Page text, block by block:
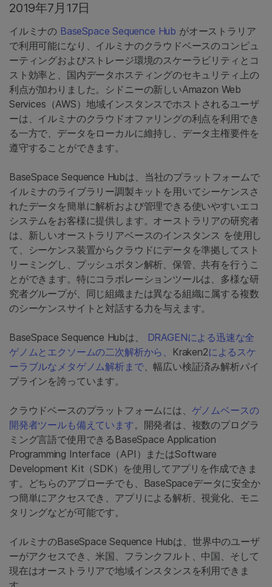
2019年7月17日
イルミナの BaseSpace Sequence Hub がオーストラリア
で利用可能になり、イルミナのクラウドベースのコンピュ
ーティングおよびストレージ環境のスケーラビリティとコ
スト効率と、国内データホスティングのセキュリティ上の
利点が加わりました。シドニーの新しいAmazon Web
Services（AWS）地域インスタンスでホストされるユーザ
ーは、イルミナのクラウドオファリングの利点を利用でき
る一方で、データをローカルに維持し、データ主権要件を
遵守することができます。
BaseSpace Sequence Hubは、当社のプラットフォームで
イルミナのライブラリー調製キットを用いてシーケンスさ
れたデータを簡単に解析および管理できる使いやすいエコ
システムをお客様に提供します。オーストラリアの研究者
は、新しいオーストラリアベースのインスタンス を使用し
て、シーケンス装置からクラウドにデータを準拠してスト
リーミングし、プッシュボタン解析、保管、共有を行うこ
とができます。特にコラボレーションツールは、多様な研
究者グループが、同じ組織または異なる組織に属する複数
のシーケンスサイトと対話する力を与えます。
BaseSpace Sequence Hubは、 DRAGENによる迅速な全
ゲノムとエクソームの二次解析から、 Kraken2によるスケ
ーラブルなメタゲノム解析まで、幅広い検証済み解析パイ
プラインを誇っています。
クラウドベースのプラットフォームには、 ゲノムベースの
開発者ツールも備えています。開発者は、複数のプログラ
ミング言語で使用できるBaseSpace Application
Programming Interface（API）またはSoftware
Development Kit（SDK）を使用してアプリを作成できま
す。どちらのアプローチでも、BaseSpaceデータに安全か
つ簡単にアクセスでき、アプリによる解析、視覚化、モニ
タリングなどが可能です。
イルミナのBaseSpace Sequence Hubは、世界中のユーザ
ーがアクセスでき、米国、フランクフルト、中国、そして
現在はオーストラリアで地域インスタンスを利用できま